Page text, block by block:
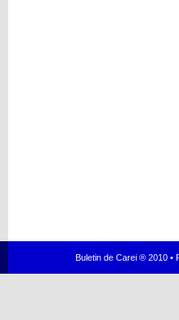
Buletin de Carei ® 2010 •